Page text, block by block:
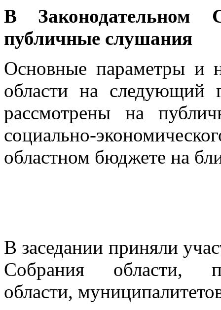
В Законодательном
публичные слушания
Основные параметры и
области на следующий
рассмотрены на
социально-
областном бюджете на
В заседании приняли
Собрания области,
области,